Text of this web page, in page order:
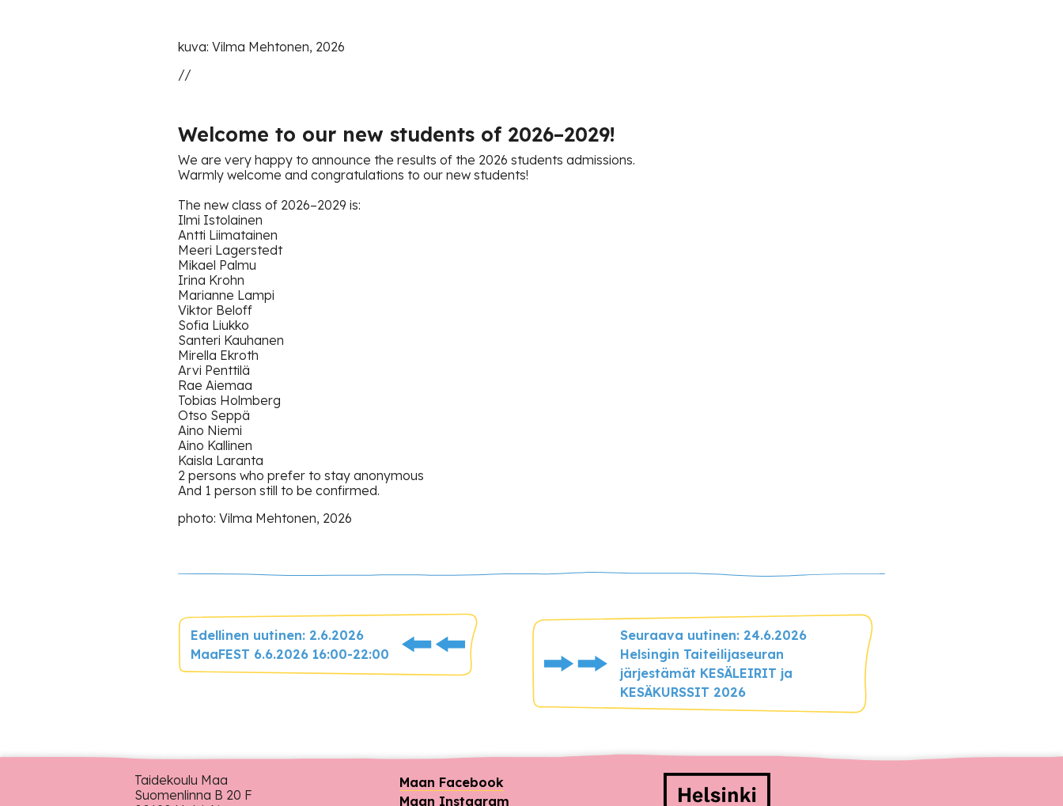
kuva: Vilma Mehtonen, 2026
//
Welcome to our new students of 2026–2029!
We are very happy to announce the results of the 2026 students admissions.
Warmly welcome and congratulations to our new students!
The new class of 2026–2029 is:
Ilmi Istolainen
Antti Liimatainen
Meeri Lagerstedt
Mikael Palmu
Irina Krohn
Marianne Lampi
Viktor Beloff
Sofia Liukko
Santeri Kauhanen
Mirella Ekroth
Arvi Penttilä
Rae Aiemaa
Tobias Holmberg
Otso Seppä
Aino Niemi
Aino Kallinen
Kaisla Laranta
2 persons who prefer to stay anonymous
And 1 person still to be confirmed.
photo: Vilma Mehtonen, 2026
Edellinen uutinen: 2.6.2026
MaaFEST 6.6.2026 16:00-22:00
Seuraava uutinen: 24.6.2026
Helsingin Taiteilijaseuran
järjestämät KESÄLEIRIT ja
KESÄKURSSIT 2026
Taidekoulu Maa
Suomenlinna B 20 F
Maan Facebook
Maan Instagram
Rahoittajat